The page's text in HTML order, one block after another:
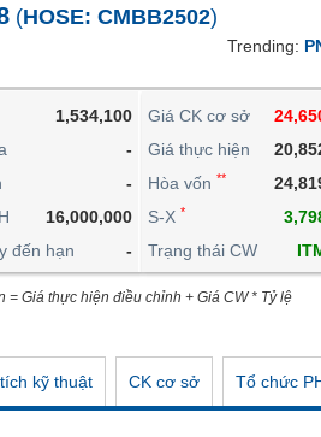
(HOSE: CMBB2502)
1,534,100
-
-
16,000,000
đến hạn
-
Giá CK cơ sở
Giá thực hiện
Hòa vốn **
S-X *
Trạng thái CW
Giá thực hiện điều chỉnh + Giá CW * Tỷ lệ
Trending:
kỹ thuật CK cơ sở Tổ chức
PHÁI SINH
TRÁI
CÔNG
XUẤT DỮ
TIN MỚI